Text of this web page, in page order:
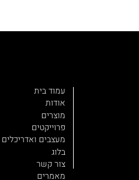
עמוד בית
אודות
מוצרים
פרוייקטים
מעצבים ואדריכלים
בלוג
צור קשר
מאמרים